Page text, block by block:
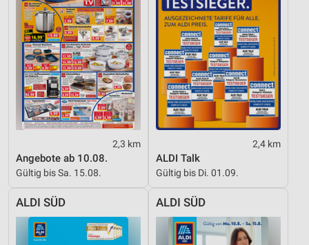
2,3 km
Angebote ab 10.08.
Gültig bis Sa. 15.08.
2,4 km
ALDI Talk
Gültig bis Di. 01.09.
ALDI SÜD ALDI SÜD